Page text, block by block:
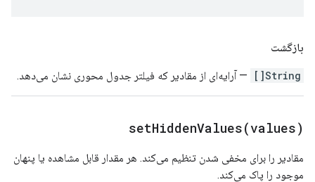
بازگشت
String[] — آرایه‌ای از مقادیر که فیلتر جدول محوری نشان می‌دهد.
setHiddenValues(values)
مقادیر را برای مخفی شدن تنظیم می‌کند. هر مقدار قابل مشاهده یا پنهان
موجود را پاک می‌کند.